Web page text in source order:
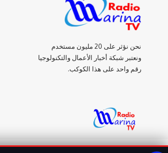
نحن نؤثر على 20 مليون مستخدم
ونعتبر شبكة أخبار الأعمال والتكنولوجيا
رقم واحد على هذا الكوكب.